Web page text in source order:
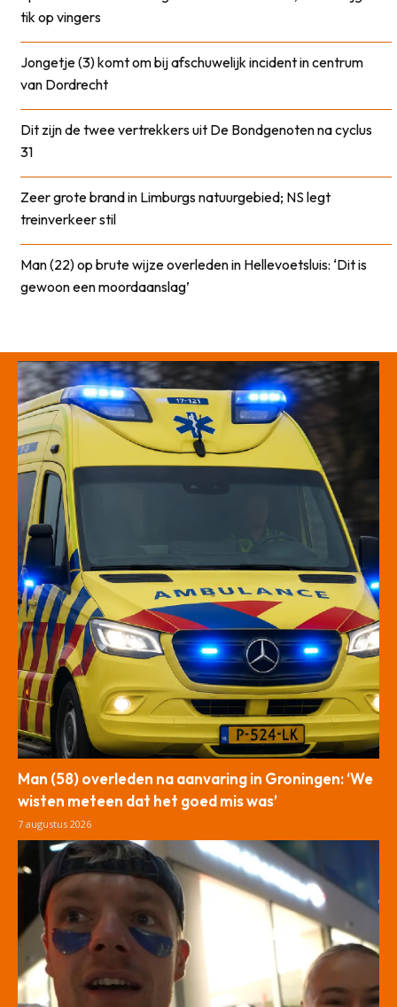
tik op vingers
Jongetje (3) komt om bij afschuwelijk incident in centrum
van Dordrecht
Dit zijn de twee vertrekkers uit De Bondgenoten na cyclus
31
Zeer grote brand in Limburgs natuurgebied; NS legt
treinverkeer stil
Man (22) op brute wijze overleden in Hellevoetsluis: ‘Dit is
gewoon een moordaanslag’
Man (58) overleden na aanvaring in Groningen: ‘We
wisten meteen dat het goed mis was’
7 augustus 2026